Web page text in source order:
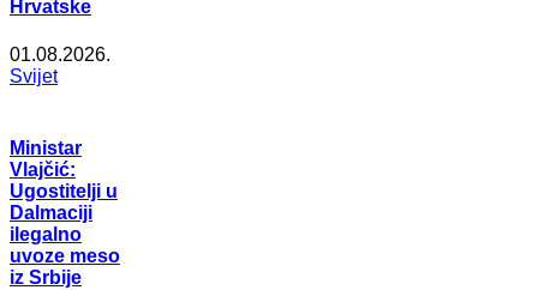
Hrvatske
01.08.2026.
Svijet
Ministar
Vlajčić:
Ugostitelji u
Dalmaciji
ilegalno
uvoze meso
iz Srbije